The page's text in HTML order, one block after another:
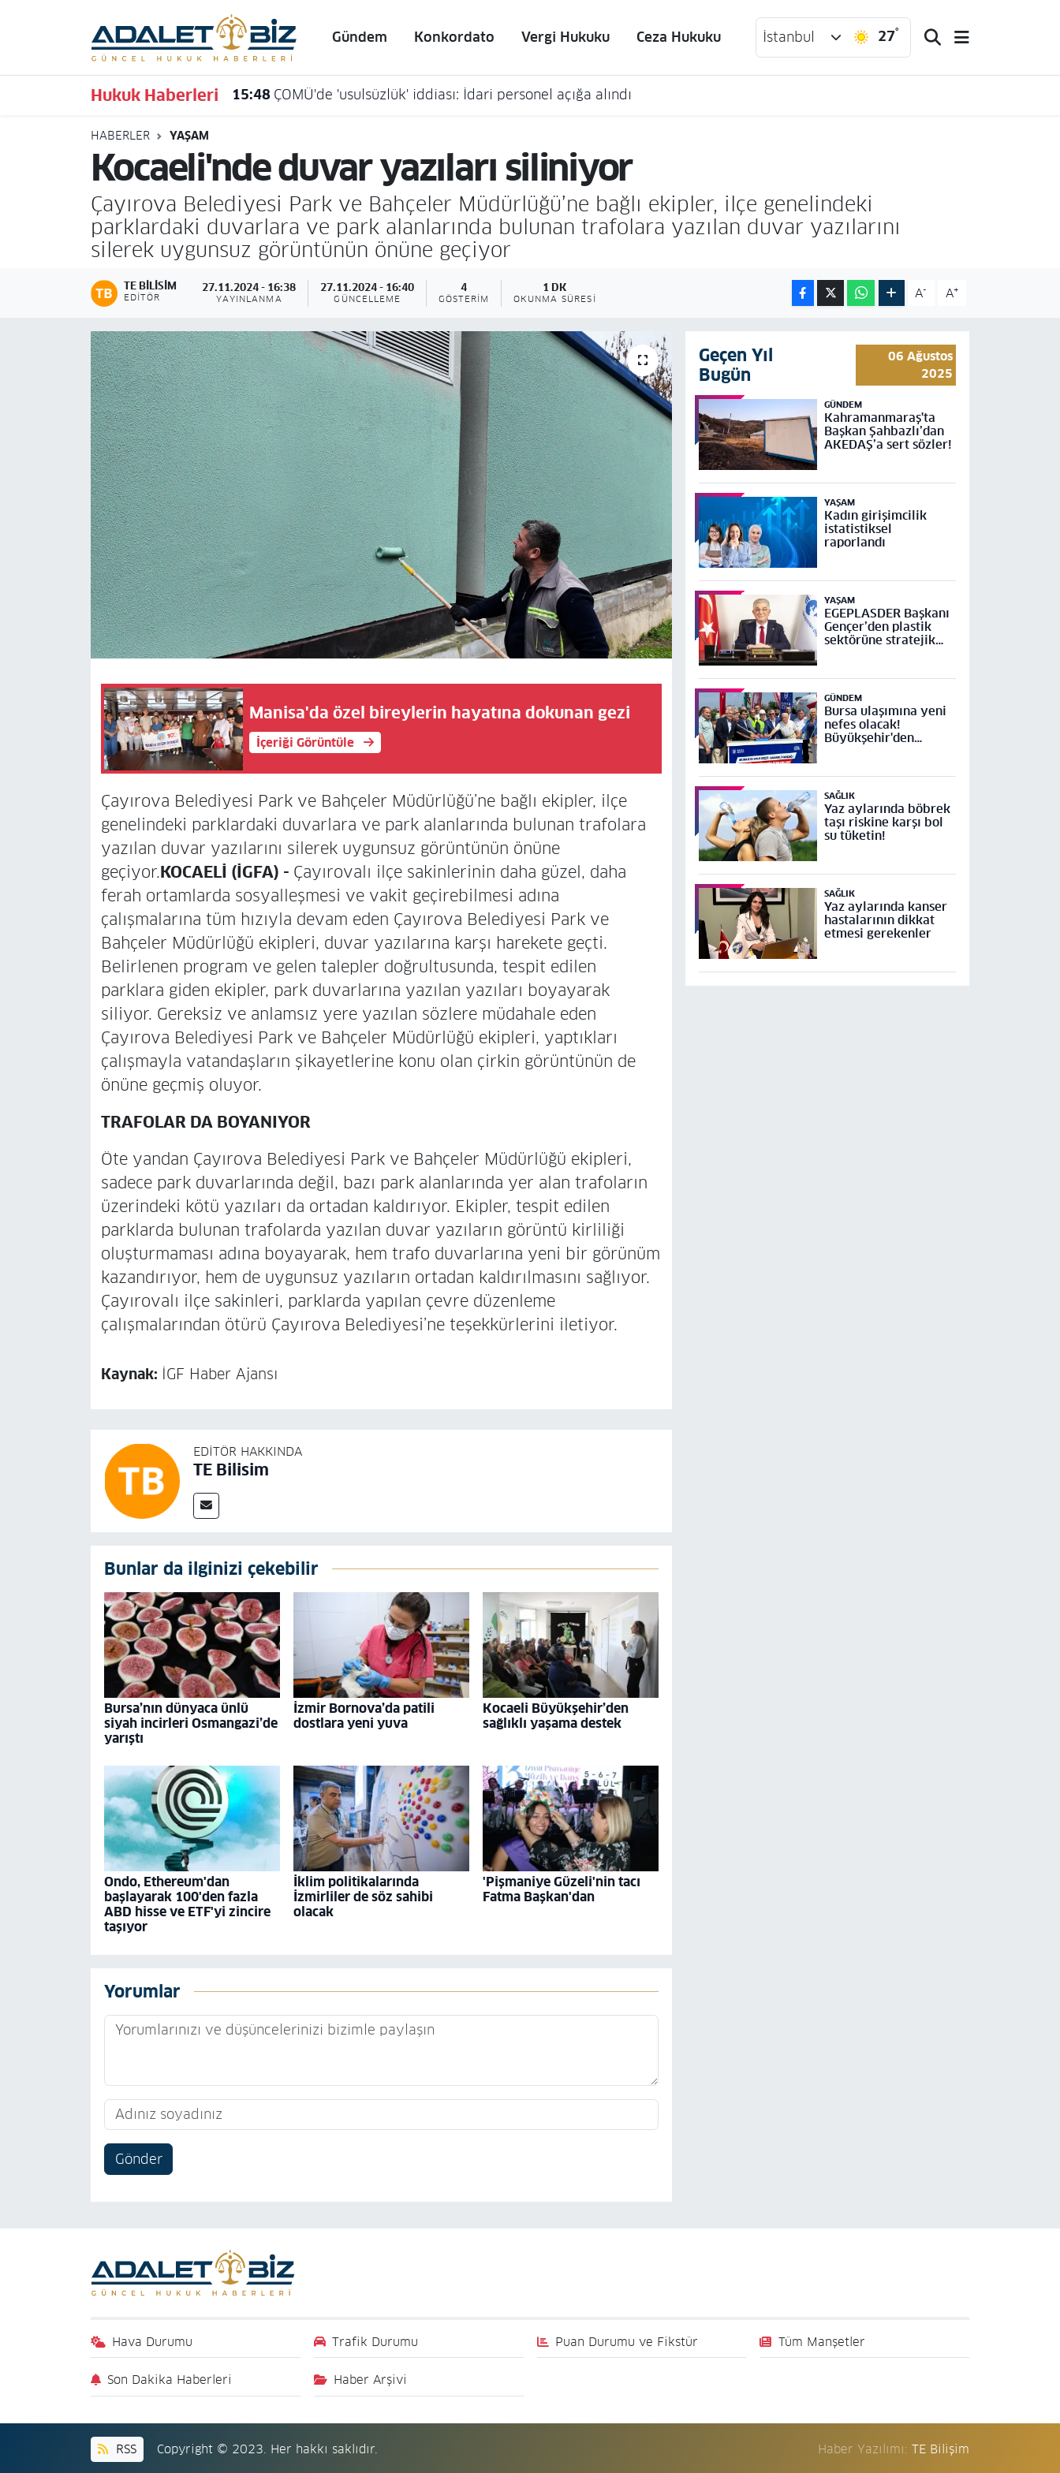
Gündem Konkordato Vergi Hukuku Ceza Hukuku İstanbul 27°
Hukuk Haberleri 15:48 ÇOMÜ'de 'usulsüzlük' iddiası: İdari personel açığa alındı
HABERLER YAŞAM
Kocaeli'nde duvar yazıları siliniyor
Çayırova Belediyesi Park ve Bahçeler Müdürlüğü’ne bağlı ekipler, ilçe genelindeki
parklardaki duvarlara ve park alanlarında bulunan trafolara yazılan duvar yazılarını
silerek uygunsuz görüntünün önüne geçiyor
TE BILISIM
EDITÖR
27.11.2024 - 16:38
YAYINLANMA
27.11.2024 - 16:40
GÜNCELLEME
4
GÖSTERIM
1 DK
OKUNMA SÜRESI A- A+
Manisa'da özel bireylerin hayatına dokunan gezi
İçeriği Görüntüle
Çayırova Belediyesi Park ve Bahçeler Müdürlüğü’ne bağlı ekipler, ilçe
genelindeki parklardaki duvarlara ve park alanlarında bulunan trafolara
yazılan duvar yazılarını silerek uygunsuz görüntünün önüne
geçiyor.KOCAELİ (İGFA) - Çayırovalı ilçe sakinlerinin daha güzel, daha
ferah ortamlarda sosyalleşmesi ve vakit geçirebilmesi adına
çalışmalarına tüm hızıyla devam eden Çayırova Belediyesi Park ve
Bahçeler Müdürlüğü ekipleri, duvar yazılarına karşı harekete geçti.
Belirlenen program ve gelen talepler doğrultusunda, tespit edilen
parklara giden ekipler, park duvarlarına yazılan yazıları boyayarak
siliyor. Gereksiz ve anlamsız yere yazılan sözlere müdahale eden
Çayırova Belediyesi Park ve Bahçeler Müdürlüğü ekipleri, yaptıkları
çalışmayla vatandaşların şikayetlerine konu olan çirkin görüntünün de
önüne geçmiş oluyor.
TRAFOLAR DA BOYANIYOR
Öte yandan Çayırova Belediyesi Park ve Bahçeler Müdürlüğü ekipleri,
sadece park duvarlarında değil, bazı park alanlarında yer alan trafoların
üzerindeki kötü yazıları da ortadan kaldırıyor. Ekipler, tespit edilen
parklarda bulunan trafolarda yazılan duvar yazıların görüntü kirliliği
oluşturmaması adına boyayarak, hem trafo duvarlarına yeni bir görünüm
kazandırıyor, hem de uygunsuz yazıların ortadan kaldırılmasını sağlıyor.
Çayırovalı ilçe sakinleri, parklarda yapılan çevre düzenleme
çalışmalarından ötürü Çayırova Belediyesi’ne teşekkürlerini iletiyor.
Kaynak: İGF Haber Ajansı
EDITÖR HAKKINDA
TE Bilisim
Bunlar da ilginizi çekebilir
Bursa’nın dünyaca ünlü
siyah incirleri Osmangazi’de
yarıştı
İzmir Bornova’da patili
dostlara yeni yuva
Kocaeli Büyükşehir’den
sağlıklı yaşama destek
Ondo, Ethereum'dan
başlayarak 100'den fazla
ABD hisse ve ETF'yi zincire
taşıyor
İklim politikalarında
İzmirliler de söz sahibi
olacak
'Pişmaniye Güzeli'nin tacı
Fatma Başkan'dan
Yorumlar
Gönder
Geçen Yıl
Bugün
06 Ağustos
2025
GÜNDEM
Kahramanmaraş'ta
Başkan Şahbazlı’dan
AKEDAŞ’a sert sözler!
YAŞAM
Kadın girişimcilik
istatistiksel
raporlandı
YAŞAM
EGEPLASDER Başkanı
Gençer’den plastik
sektörüne stratejik
GÜNDEM
Bursa ulaşımına yeni
nefes olacak!
Büyükşehir'den
Projesi’ne temel
SAĞLIK
Yaz aylarında böbrek
taşı riskine karşı bol
su tüketin!
SAĞLIK
Yaz aylarında kanser
hastalarının dikkat
etmesi gerekenler
Hava Durumu Trafik Durumu Puan Durumu ve Fikstür Tüm Manşetler
Son Dakika Haberleri Haber Arşivi
RSS Copyright © 2023. Her hakkı saklıdır. Haber Yazılımı:TE Bilişim
Hava Durumu
Trafik Durumu
Süper Lig Puan Durumu ve Fikstür
Tüm Manşetler
Son Dakika Haberleri
Haber Arşivi